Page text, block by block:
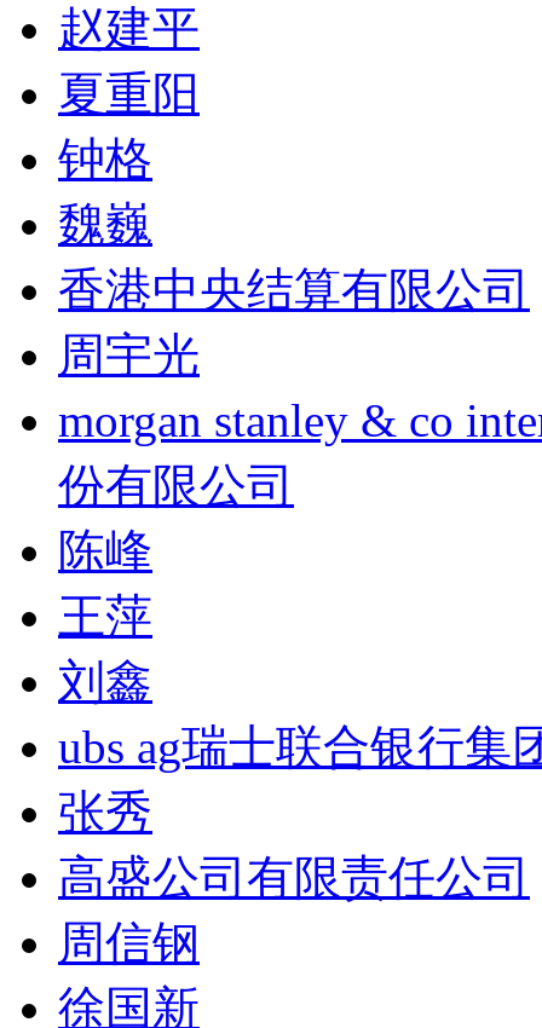
赵建平
夏重阳
钟格
魏巍
香港中央结算有限公司
周宇光
morgan stanley & co
份有限公司
陈峰
王萍
刘鑫
ubs ag瑞士联合银行集
张秀
高盛公司有限责任公司
周信钢
徐国新